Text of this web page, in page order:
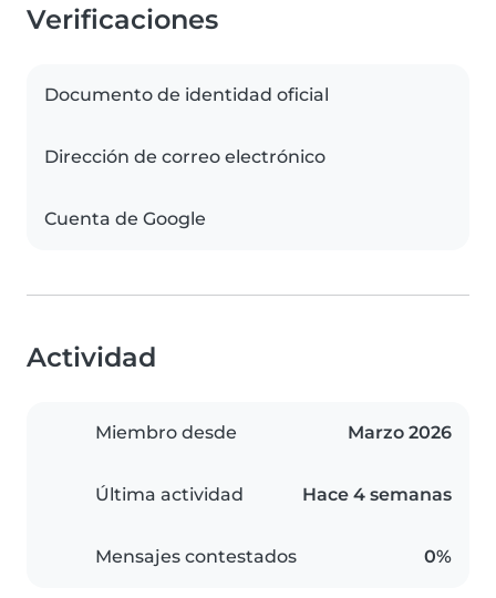
Verificaciones
Documento de identidad oficial
Dirección de correo electrónico
Cuenta de Google
Actividad
Miembro desde Marzo 2026
Última actividad Hace 4 semanas
Mensajes contestados 0%